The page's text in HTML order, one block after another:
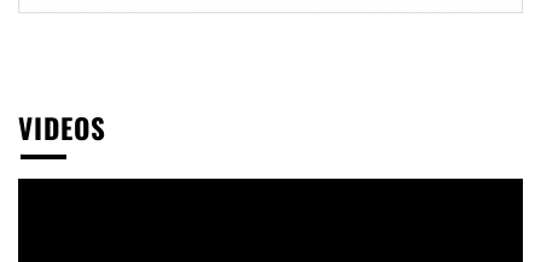
VIDEOS